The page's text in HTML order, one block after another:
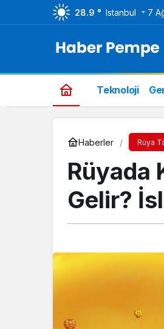
28.9 ° Istanbul 7
Teknoloji
Haberler Rüya
Rüyada
Gelir?